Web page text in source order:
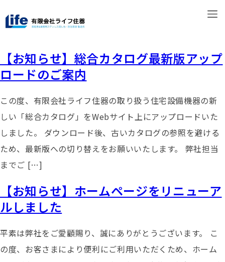
【お知らせ】総合カタログ最新版アップ
ロードのご案内
この度、有限会社ライフ住器の取り扱う住宅設備機器の新
しい「総合カタログ」をWebサイト上にアップロードいた
しました。 ダウンロード後、古いカタログの参照を避ける
ため、最新版への切り替えをお願いいたします。 弊社担当
までご […]
【お知らせ】ホームページをリニューア
ルしました
平素は弊社をご愛顧賜り、誠にありがとうございます。 こ
の度、お客さまにより便利にご利用いただくため、ホーム